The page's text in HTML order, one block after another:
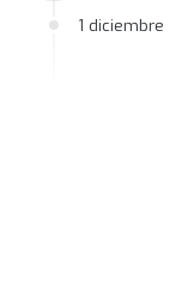
1 diciembre